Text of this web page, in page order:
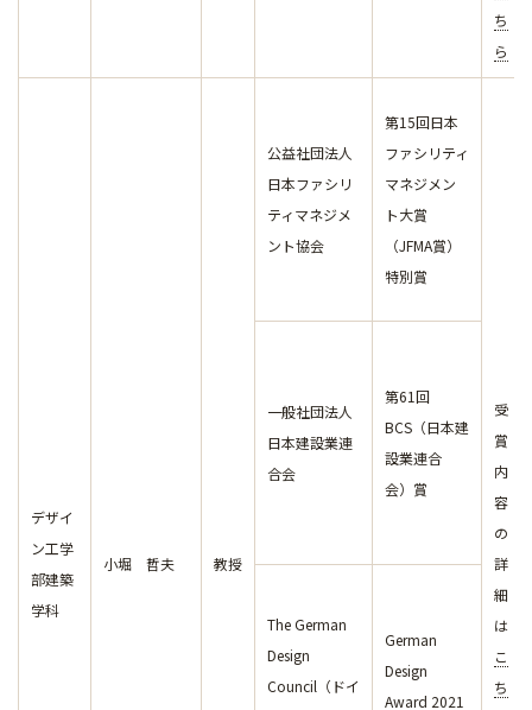
ち
ら
デザイ
ン工学
部建築
学科
小堀 哲夫 教授
公益社団法人
日本ファシリ
ティマネジメ
ント協会
第15回日本
ファシリティ
マネジメン
ト大賞
（JFMA賞）
特別賞
受
賞
内
容
の
詳
細
は
こ
ち
一般社団法人
日本建設業連
合会
第61回
BCS（日本建
設業連合
会）賞
The German
Design
Council（ドイ
German
Design
Award 2021